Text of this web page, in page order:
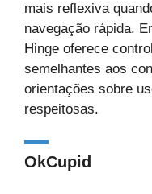
mais reflexiva
navegação rápida.
Hinge oferece
semelhantes aos
orientações sobre
respeitosas.
OkCupid